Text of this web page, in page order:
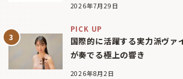
2026年7月29日
PICK UP
国際的に活躍する実力派ヴァ
が奏でる極上の響き
2026年8月2日